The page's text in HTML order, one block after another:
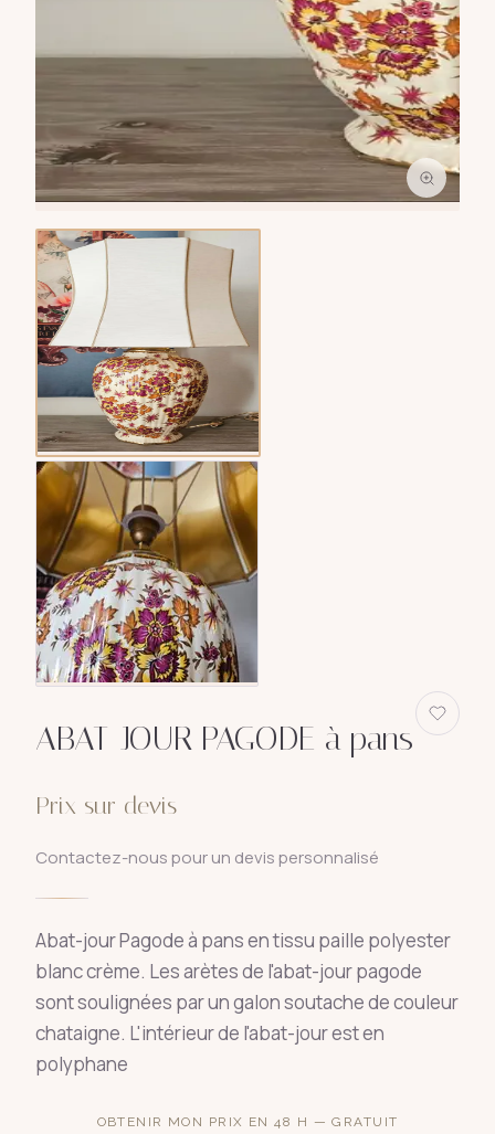
ABAT-JOUR PAGODE à pans
Prix sur devis
Contactez-nous pour un devis personnalisé
Abat-jour Pagode à pans en tissu paille polyester
blanc crème. Les arètes de l'abat-jour pagode
sont soulignées par un galon soutache de couleur
chataigne. L'intérieur de l'abat-jour est en
polyphane
OBTENIR MON PRIX EN 48 H — GRATUIT